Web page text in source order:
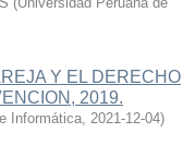
Y EL DERECHO
2019.
Informática, 2021-12-04)